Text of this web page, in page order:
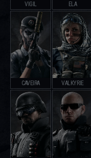
VIGIL ELA
CAVEIRA VALKYRIE